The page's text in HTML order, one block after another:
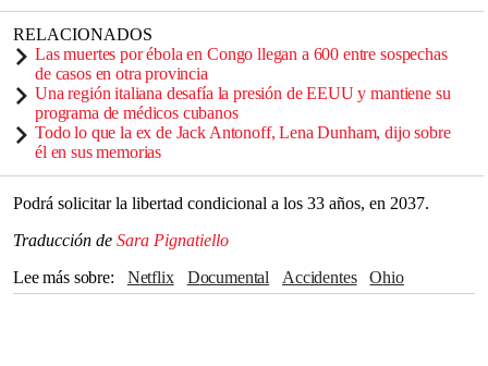
RELACIONADOS
Las muertes por ébola en Congo llegan a 600 entre sospechas
de casos en otra provincia
Una región italiana desafía la presión de EEUU y mantiene su
programa de médicos cubanos
Todo lo que la ex de Jack Antonoff, Lena Dunham, dijo sobre
él en sus memorias
Podrá solicitar la libertad condicional a los 33 años, en 2037.
Traducción de Sara Pignatiello
Lee más sobre
Netflix Documental accidentes
Ohio